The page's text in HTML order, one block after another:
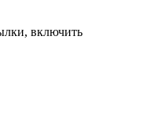
включить